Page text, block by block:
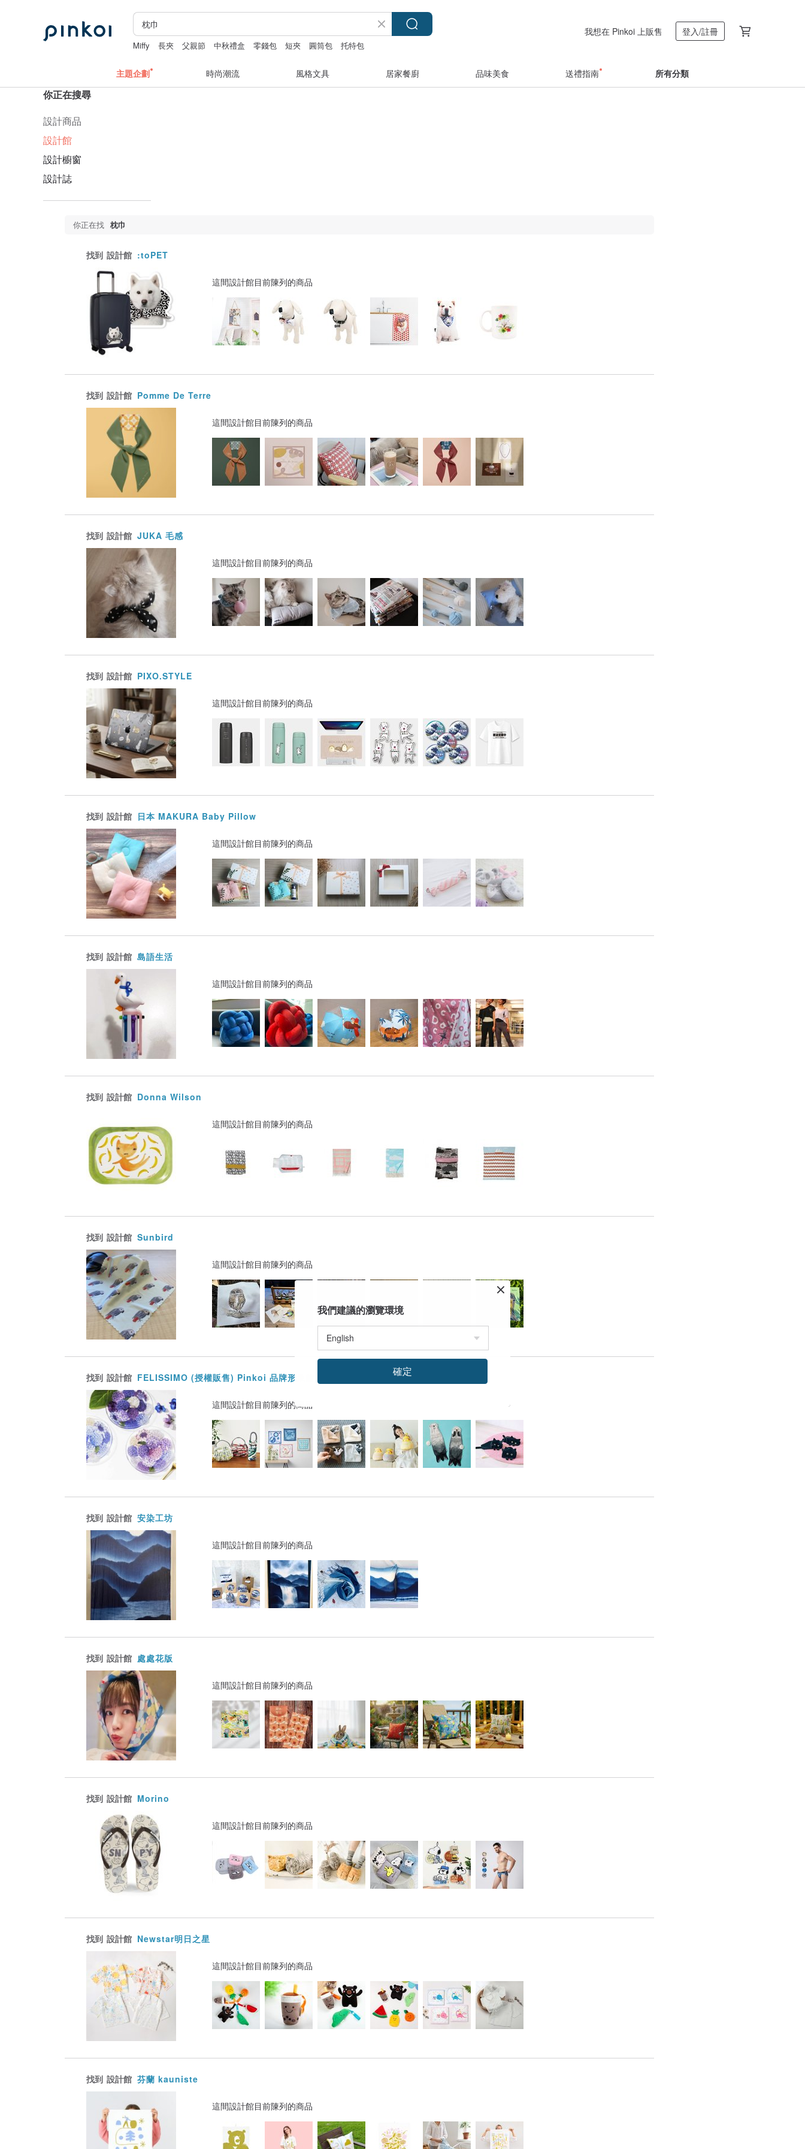
Miffy 長夾 父親節 中秋禮盒 零錢包 短夾 圓筒包 托特包
我想在 Pinkoi 上販售 登入/註冊
主題企劃 時尚潮流 風格文具 居家餐廚 品味美食 送禮指南 所有分類
你正在搜尋
設計商品
設計館
設計櫥窗
設計誌
你正在找 枕巾
找到 設計館 :toPET
這間設計館目前陳列的商品
找到 設計館 Pomme De Terre
這間設計館目前陳列的商品
找到 設計館 JUKA 毛感
這間設計館目前陳列的商品
找到 設計館 PIXO.STYLE
這間設計館目前陳列的商品
找到 設計館 日本 MAKURA Baby Pillow
這間設計館目前陳列的商品
找到 設計館 島語生活
這間設計館目前陳列的商品
找到 設計館 Donna Wilson
這間設計館目前陳列的商品
找到 設計館 Sunbird
這間設計館目前陳列的商品
找到 設計館 FELISSIMO (授權販售) Pinkoi 品牌形象館
這間設計館目前陳列的商品
找到 設計館 安染工坊
這間設計館目前陳列的商品
找到 設計館 處處花版
這間設計館目前陳列的商品
找到 設計館 Morino
這間設計館目前陳列的商品
找到 設計館 Newstar明日之星
這間設計館目前陳列的商品
找到 設計館 芬蘭 kauniste
這間設計館目前陳列的商品
我們建議的瀏覽環境
確定